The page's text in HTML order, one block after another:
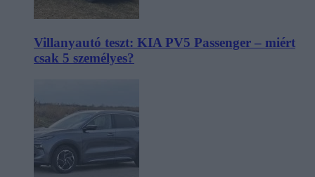
Villanyautó teszt: KIA PV5 Passenger – miért
csak 5 személyes?